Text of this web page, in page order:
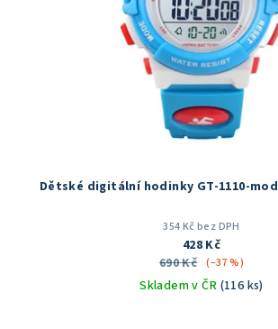
Dětské digitální hodinky GT-1110-mod
354 Kč bez DPH
428 Kč
690 Kč (–37 %)
Skladem v ČR (116 ks)